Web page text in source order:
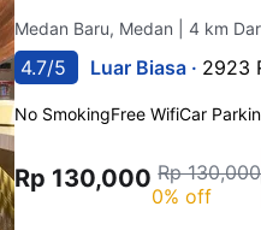
Medan Baru, Medan | 4 km
4.7/5 Luar Biasa · 2923
No SmokingFree WifiCar
Rp 130,000 Rp 130,000
0% off